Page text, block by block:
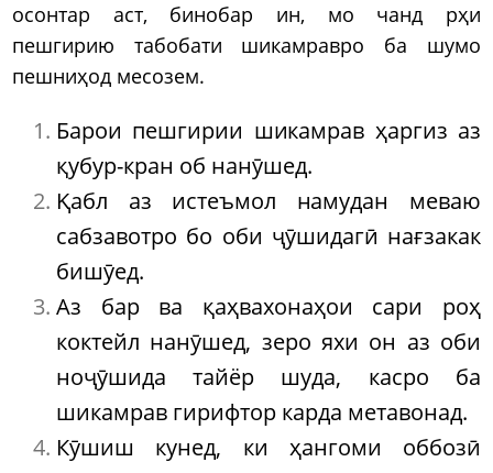
осонтар аст, бинобар ин, мо чанд рҳи
пешгирию табобати шикамравро ба шумо
пешниҳод месозем.
Барои пешгирии шикамрав ҳаргиз аз
қубур-кран об нанӯшед.
Қабл аз истеъмол намудан меваю
сабзавотро бо оби ҷӯшидагӣ нағзакак
бишӯед.
Аз бар ва қаҳвахонаҳои сари роҳ
коктейл нанӯшед, зеро яхи он аз оби
ноҷӯшида тайёр шуда, касро ба
шикамрав гирифтор карда метавонад.
Кӯшиш кунед, ки ҳангоми оббозӣ